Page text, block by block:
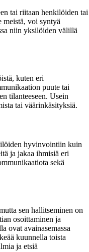
tai riitaan henkilöiden tai
voi syntyä
niin yksilöiden välillä
kuten eri
puute tai
tilanteeseen. Usein
tai väärinkäsityksiä.
hyvinvointiin kuin
ja jakaa ihmisiä eri
sekä
sen hallitseminen on
osoittaminen ja
ovat avainasemassa
kuunnella toista
ja etsiä